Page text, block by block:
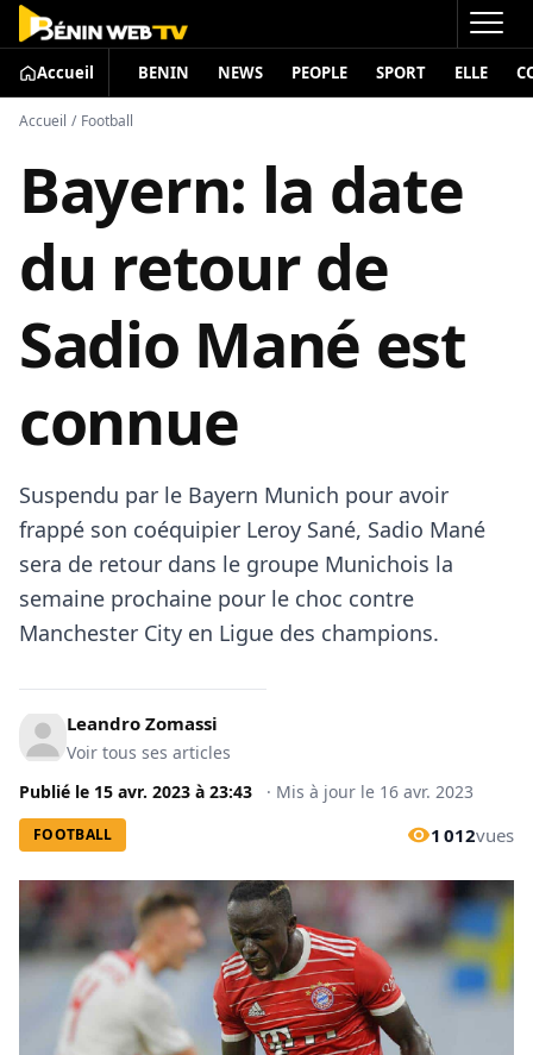
Accueil BENIN NEWS PEOPLE SPORT ELLE
Accueil / Football
Bayern: la date
du retour de
Sadio Mané est
connue
Suspendu par le Bayern Munich pour avoir
frappé son coéquipier Leroy Sané, Sadio Mané
sera de retour dans le groupe Munichois la
semaine prochaine pour le choc contre
Manchester City en Ligue des champions.
Leandro Zomassi
Voir tous ses articles
Publié le 15 avr. 2023 à 23:43 · Mis à jour le 16 avr. 2023
FOOTBALL 1 012vues